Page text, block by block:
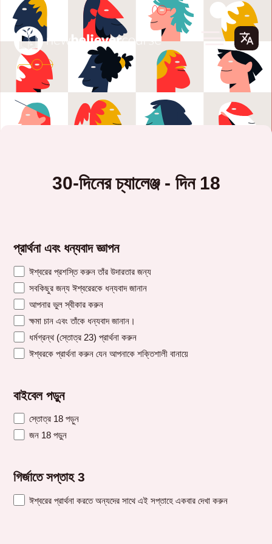
30-দিনের চ্যালেঞ্জ - দিন 18
প্রার্থনা এবং ধন্যবাদ জ্ঞাপন
ঈশ্বরের প্রশস্তি করুন তাঁর উদারতার জন্য
সবকিছুর জন্য ঈশ্বরেরকে ধন্যবাদ জানান
আপনার ভুল স্বীকার করুন
ক্ষমা চান এবং তাঁকে ধন্যবাদ জানান।
ধর্মগ্রন্থ (স্তোত্র 23) প্রার্থনা করুন
ঈশ্বরকে প্রার্থনা করুন যেন আপনাকে শক্তিশালী বানায়ে
বাইবেল পড়ুন
স্তোত্র 18 পড়ুন
জন 18 পড়ুন
গির্জাতে সপ্তাহ 3
ঈশ্বরের প্রার্থনা করতে অন্যদের সাথে এই সপ্তাহে একবার দেখা করুন